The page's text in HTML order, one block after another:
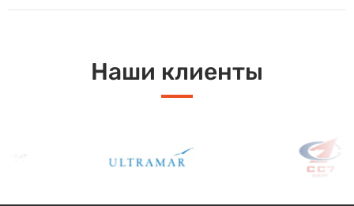
Наши клиенты